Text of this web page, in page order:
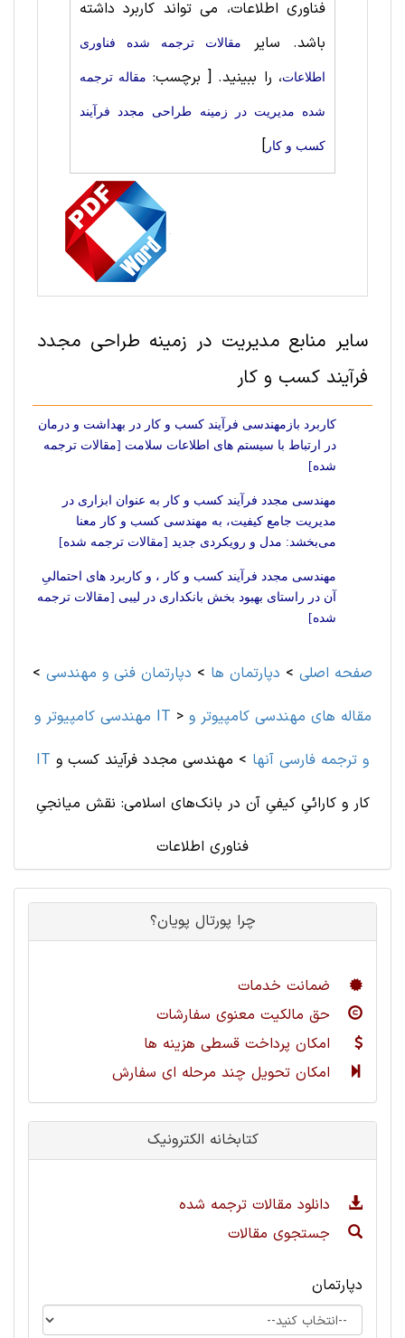
فناوری اطلاعات، می تواند کاربرد داشته
باشد. سایر
مقالات ترجمه شده فناوری
اطلاعات، را ببینید.[ برچسب: مقاله ترجمه
شده مديريت در زمینه طراحی مجدد فرآیند
کسب و کار ]
سایر منابع مديريت در زمینه طراحی مجدد
فرآیند کسب و کار
کاربرد بازمهندسی فرآیند کسب و کار در بهداشت و درمان
در ارتباط با سیستم های اطلاعات سلامت [مقالات ترجمه
شده]
مهندسی مجدد فرآیند کسب و کار به عنوان ابزاری در
مدیریت جامع کیفیت، به مهندسی کسب و کار معنا
می‌بخشد: مدل و رویکردی جدید [مقالات ترجمه شده]
مهندسی مجدد فرآیند کسب و کار ، و کاربرد های احتمالیِ
آن در راستای بهبود بخش بانکداری در لیبی [مقالات ترجمه
شده]
صفحه اصلی > دپارتمان ها > دپارتمان فنی و مهندسی >
مهندسی کامپیوتر و IT > مقاله های مهندسی کامپیوتر و
IT و ترجمه فارسی آنها > مهندسی مجدد فرآیند کسب و
کار و کارائیِ کیفیِ آن در بانک‌های اسلامی: نقش میانجیِ
فناوری اطلاعات
چرا پورتال پویان؟
ضمانت خدمات
حق مالکیت معنوی سفارشات
امکان پرداخت قسطی هزینه ها
امکان تحویل چند مرحله ای سفارش
کتابخانه الکترونیک
دانلود مقالات ترجمه شده
جستجوی مقالات
دپارتمان